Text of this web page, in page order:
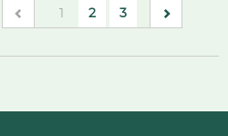
(current)
2 3